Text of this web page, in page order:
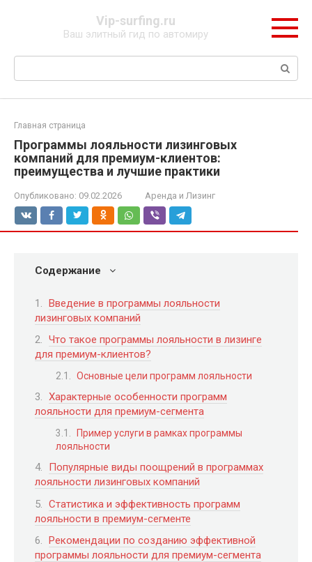
Vip-surfing.ru
Ваш элитный гид по автомиру
Поиск:
Главная страница
Программы лояльности лизинговых
компаний для премиум-клиентов:
преимущества и лучшие практики
Опубликовано: 09.02.2026 Аренда и Лизинг
Содержание
Введение в программы лояльности
лизинговых компаний
Что такое программы лояльности в лизинге
для премиум-клиентов?
Основные цели программ лояльности
Характерные особенности программ
лояльности для премиум-сегмента
Пример услуги в рамках программы
лояльности
Популярные виды поощрений в программах
лояльности лизинговых компаний
Статистика и эффективность программ
лояльности в премиум-сегменте
Рекомендации по созданию эффективной
программы лояльности для премиум-сегмента